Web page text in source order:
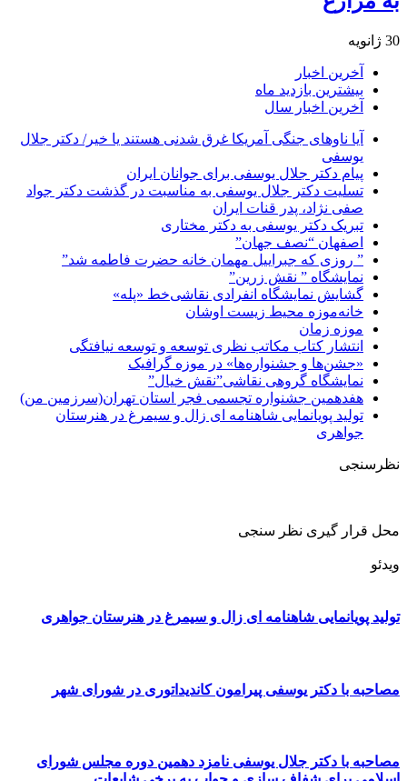
30 ژانویه
آخرین اخبار
بیشترین بازدید ماه
آخرین اخبار سال
آیا ناوهای جنگی آمریکا غرق شدنی هستند یا خیر/ دکتر جلال
یوسفی
پیام دکتر جلال یوسفی برای جوانان ایران
تسلیت دکتر جلال یوسفی به مناسبت در گذشت دکتر جواد
صفی نژاد، پدر قنات ایران
تبریک دکتر یوسفی به دکتر مختاری
اصفهان “نصف جهان”
” روزی که جبراییل مهمان خانه حضرت فاطمه شد”
نمایشگاه ” نقش زرین”
گشایش نمایشگاه انفرادی نقاشی‌خط «پله»
خانه‌موزه محیط‌ زیست اوشان
موزه زمان
انتشار کتاب مکاتب نظری توسعه و توسعه نیافتگی
«جشن‌ها و جشنواره‌ها» در موزه گرافیک
نمایشگاه گروهی نقاشی”نقش خیال”
هفدهمین جشنواره تجسمی فجر استان تهران(سرزمین من)
تولید پویانمایی شاهنامه ای زال و سیمرغ در هنرستان
جواهری
نظرسنجی
محل قرار گیری نظر سنجی
ویدئو
تولید پویانمایی شاهنامه ای زال و سیمرغ در هنرستان جواهری
مصاحبه با دکتر یوسفی پیرامون کاندیداتوری در شورای شهر
مصاحبه با دکتر جلال یوسفی نامزد دهمین دوره مجلس شورای